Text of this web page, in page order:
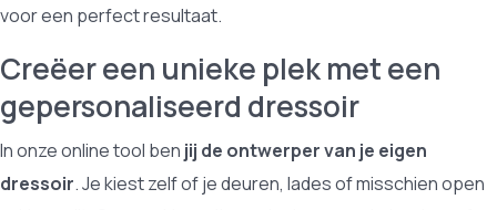
voor een perfect resultaat.
Creëer een unieke plek met een
gepersonaliseerd dressoir
In onze online tool ben jij de ontwerper van je eigen
dressoir. Je kiest zelf of je deuren, lades of misschien open